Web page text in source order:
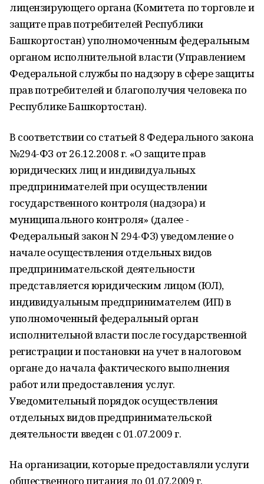
лицензирующего органа (Комитета по торговле и
защите прав потребителей Республики
Башкортостан) уполномоченным федеральным
органом исполнительной власти (Управлением
Федеральной службы по надзору в сфере защиты
прав потребителей и благополучия человека по
Республике Башкортостан).
В соответствии со статьей 8 Федерального закона
№294-ФЗ от 26.12.2008 г. «О защите прав
юридических лиц и индивидуальных
предпринимателей при осуществлении
государственного контроля (надзора) и
муниципального контроля» (далее -
Федеральный закон N 294-ФЗ) уведомление о
начале осуществления отдельных видов
предпринимательской деятельности
представляется юридическим лицом (ЮЛ),
индивидуальным предпринимателем (ИП) в
уполномоченный федеральный орган
исполнительной власти после государственной
регистрации и постановки на учет в налоговом
органе до начала фактического выполнения
работ или предоставления услуг.
Уведомительный порядок осуществления
отдельных видов предпринимательской
деятельности введен с 01.07.2009 г.
На организации, которые предоставляли услуги
общественного питания до 01.07.2009 г.